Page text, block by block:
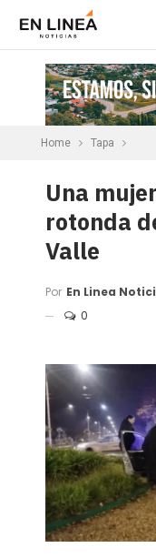
Home Tapa
Una
rotonda
Valle
Por En Linea
0